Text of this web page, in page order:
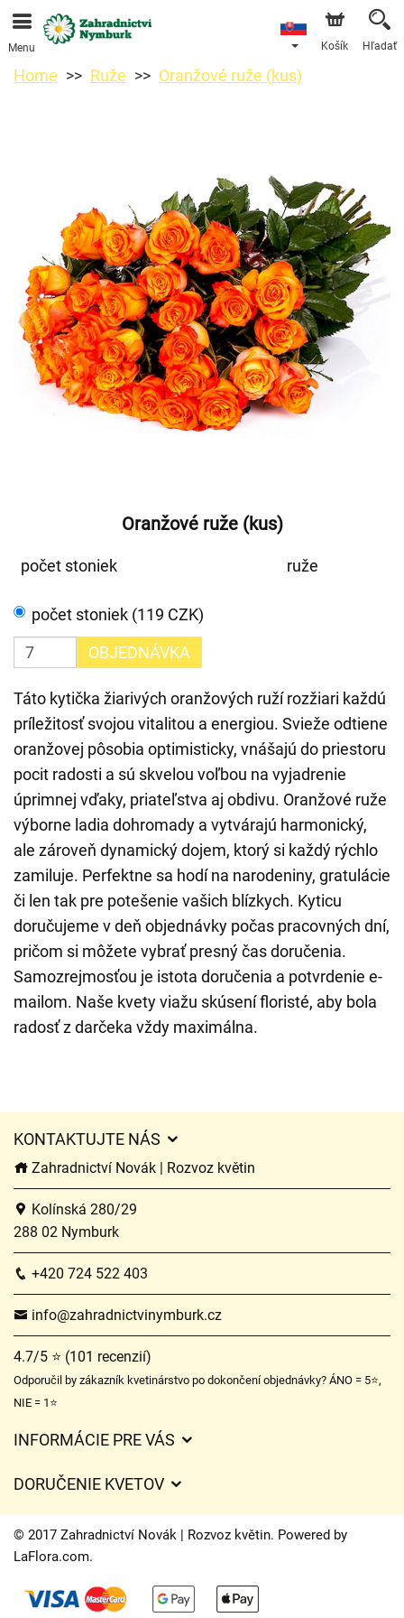
Objednávky prijímame prostredníctvom nášho e-shopu.
Najskorší možný termín doručenia je od 11.8.2026 z
Menu Košík Hľadať
Home Ruže Oranžové ruže (kus)
Oranžové ruže (kus)
počet stoniek ruže
počet stoniek (119 CZK)
OBJEDNÁVKA
Táto kytička žiarivých oranžových ruží rozžiari každú
príležitosť svojou vitalitou a energiou. Svieže odtiene
oranžovej pôsobia optimisticky, vnášajú do priestoru
pocit radosti a sú skvelou voľbou na vyjadrenie
úprimnej vďaky, priateľstva aj obdivu. Oranžové ruže
výborne ladia dohromady a vytvárajú harmonický,
ale zároveň dynamický dojem, ktorý si každý rýchlo
zamiluje. Perfektne sa hodí na narodeniny, gratulácie
či len tak pre potešenie vašich blízkych. Kyticu
doručujeme v deň objednávky počas pracovných dní,
pričom si môžete vybrať presný čas doručenia.
Samozrejmosťou je istota doručenia a potvrdenie e-
mailom. Naše kvety viažu skúsení floristé, aby bola
radosť z darčeka vždy maximálna.
KONTAKTUJTE NÁS
Zahradnictví Novák | Rozvoz květin
Kolínská 280/29
288 02 Nymburk
+420 724 522 403
info@zahradnictvinymburk.cz
4.7/5 ⭐ (101 recenzií)
Odporučil by zákazník kvetinárstvo po dokončení objednávky? ÁNO = 5⭐,
NIE = 1⭐
INFORMÁCIE PRE VÁS
Časy doručenia kvetov – prehľad možností
DORUČENIE KVETOV
Poplatky za doručenie
Kam doručujeme kvety
Kontaktujte nás
© 2017 Zahradnictví Novák | Rozvoz květin. Powered by
LaFlora.com.